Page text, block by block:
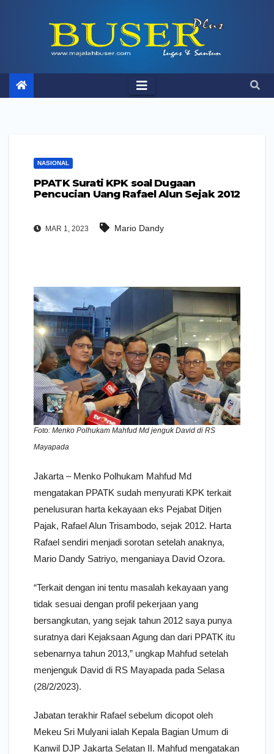
NASIONAL
PPATK Surati KPK soal Dugaan
Pencucian Uang Rafael Alun Sejak 2012
MAR 1, 2023 Mario Dandy
Foto: Menko Polhukam Mahfud Md jenguk David di RS
Mayapada
Jakarta – Menko Polhukam Mahfud Md
mengatakan PPATK sudah menyurati KPK terkait
penelusuran harta kekayaan eks Pejabat Ditjen
Pajak, Rafael Alun Trisambodo, sejak 2012. Harta
Rafael sendiri menjadi sorotan setelah anaknya,
Mario Dandy Satriyo, menganiaya David Ozora.
“Terkait dengan ini tentu masalah kekayaan yang
tidak sesuai dengan profil pekerjaan yang
bersangkutan, yang sejak tahun 2012 saya punya
suratnya dari Kejaksaan Agung dan dari PPATK itu
sebenarnya tahun 2013,” ungkap Mahfud setelah
menjenguk David di RS Mayapada pada Selasa
(28/2/2023).
Jabatan terakhir Rafael sebelum dicopot oleh
Mekeu Sri Mulyani ialah Kepala Bagian Umum di
Kanwil DJP Jakarta Selatan II. Mahfud mengatakan